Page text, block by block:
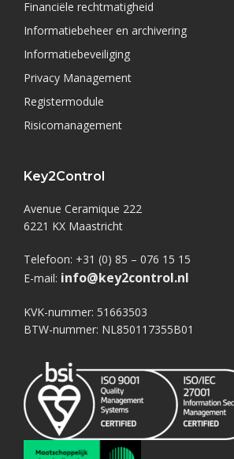
Financiële rechtmatigheid
Informatiebeheer en archivering
Informatiebeveiliging
Privacy Management
Registermodule
Risicomanagement
Key2Control
Avenue Ceramique 222
6221 KX Maastricht
Telefoon: +31 (0) 85 – 076 15 15
E-mail: info@key2control.nl
KVK-nummer: 51663503
BTW-nummer: NL850117355B01